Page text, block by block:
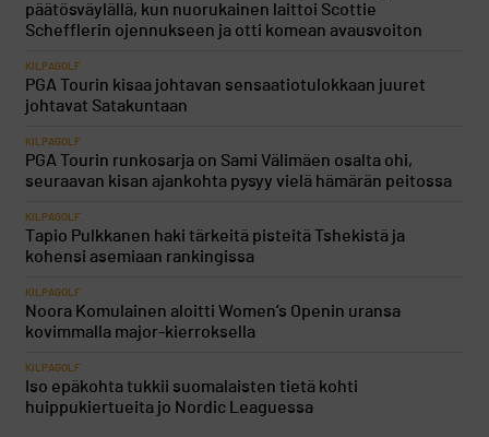
päätösväylällä, kun nuorukainen laittoi Scottie
Schefflerin ojennukseen ja otti komean avausvoiton
KILPAGOLF
PGA Tourin kisaa johtavan sensaatiotulokkaan juuret
johtavat Satakuntaan
KILPAGOLF
PGA Tourin runkosarja on Sami Välimäen osalta ohi,
seuraavan kisan ajankohta pysyy vielä hämärän peitossa
KILPAGOLF
Tapio Pulkkanen haki tärkeitä pisteitä Tshekistä ja
kohensi asemiaan rankingissa
KILPAGOLF
Noora Komulainen aloitti Women’s Openin uransa
kovimmalla major-kierroksella
KILPAGOLF
Iso epäkohta tukkii suomalaisten tietä kohti
huippukiertueita jo Nordic Leaguessa